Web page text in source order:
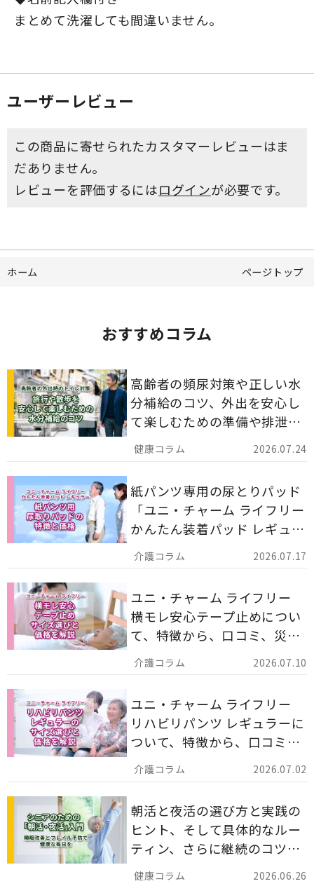
まとめて洗濯しても間違いません。
ユーザーレビュー
この商品に寄せられたカスタマーレビューはま
だありません。
レビューを評価するにはログインが必要です。
ホーム ページトップ
おすすめコラム
2026.07.24
高齢者の頻尿対策や正しい水
分補給のコツ、外出を安心し
て楽しむための準備や排泄ケ
ア用品の選び方を解説しま
す。
2026.07.17
紙パンツ専用の尿とりパッド
「ユニ・チャーム ライフリー
かんたん装着パッド レギュラ
ー 計162枚」について解説し
ます。
2026.07.10
ユニ・チャーム ライフリー
横モレ安心テープ止めについ
て、特徴から、口コミ、災害
備蓄としての活用法まで分か
りやすく解説します。
2026.07.02
ユニ・チャーム ライフリー
リハビリパンツ レギュラーに
ついて、特徴から、口コミ、
災害備蓄としての活用法まで
分かりやすく解説します。
2026.06.26
朝活と夜活の選び方と実践の
ヒント、そして具体的なルー
ティン、さらに継続のコツま
でを詳しくご紹介します。